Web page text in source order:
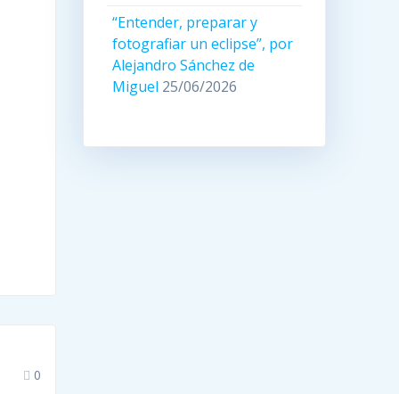
0
“Entender, preparar y
fotografiar un eclipse”, por
Alejandro Sánchez de
Miguel 25/06/2026